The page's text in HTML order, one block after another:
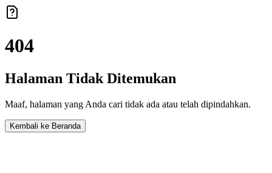
404
Halaman Tidak Ditemukan
Maaf, halaman yang Anda cari tidak ada atau telah dipindahkan.
Kembali ke Beranda